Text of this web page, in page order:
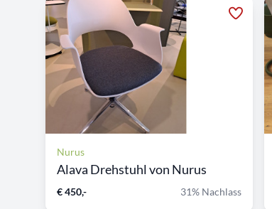
Nurus
Alava Drehstuhl von Nurus
€ 450,- 31% Nachlass